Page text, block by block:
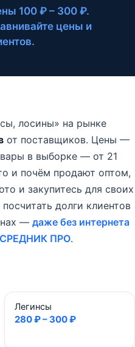
100 ₽ – 300 ₽.
цены и
лосины» на рынке
от поставщиков. Цены —
в выборке — от 21
и почём продают оптом,
и закупитесь для своих
долги клиентов
— даже без интернета
ПРО.
Легинсы
280 ₽ – 300 ₽